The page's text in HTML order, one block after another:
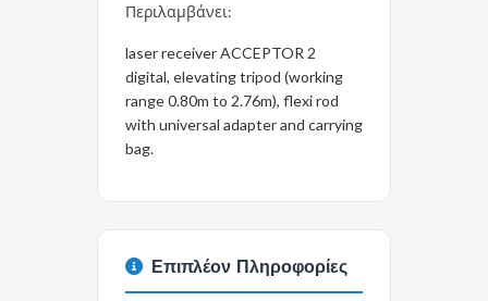
Περιλαμβάνει:
laser receiver ACCEPTOR 2
digital, elevating tripod (working
range 0.80m to 2.76m), flexi rod
with universal adapter and carrying
bag.
Επιπλέον Πληροφορίες